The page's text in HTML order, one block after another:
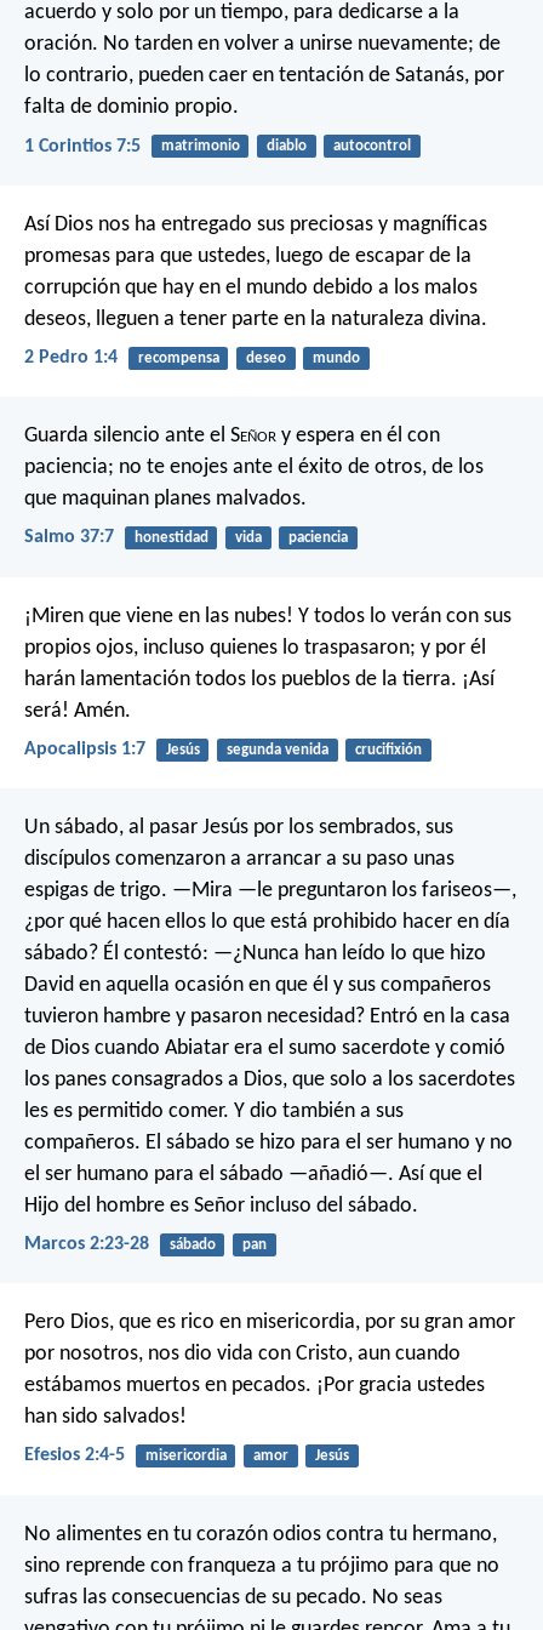
acuerdo y solo por un tiempo, para dedicarse a la
oración. No tarden en volver a unirse nuevamente; de
lo contrario, pueden caer en tentación de Satanás, por
falta de dominio propio.
1 Corintios 7:5 matrimonio diablo autocontrol
Así Dios nos ha entregado sus preciosas y magníficas
promesas para que ustedes, luego de escapar de la
corrupción que hay en el mundo debido a los malos
deseos, lleguen a tener parte en la naturaleza divina.
2 Pedro 1:4 recompensa deseo mundo
Guarda silencio ante el Señor y espera en él con
paciencia; no te enojes ante el éxito de otros, de los
que maquinan planes malvados.
Salmo 37:7 honestidad vida paciencia
¡Miren que viene en las nubes! Y todos lo verán con sus
propios ojos, incluso quienes lo traspasaron; y por él
harán lamentación todos los pueblos de la tierra. ¡Así
será! Amén.
Apocalipsis 1:7 Jesús segunda venida crucifixión
Un sábado, al pasar Jesús por los sembrados, sus
discípulos comenzaron a arrancar a su paso unas
espigas de trigo. —Mira —le preguntaron los fariseos—,
¿por qué hacen ellos lo que está prohibido hacer en día
sábado? Él contestó: —¿Nunca han leído lo que hizo
David en aquella ocasión en que él y sus compañeros
tuvieron hambre y pasaron necesidad? Entró en la casa
de Dios cuando Abiatar era el sumo sacerdote y comió
los panes consagrados a Dios, que solo a los sacerdotes
les es permitido comer. Y dio también a sus
compañeros. El sábado se hizo para el ser humano y no
el ser humano para el sábado —añadió—. Así que el
Hijo del hombre es Señor incluso del sábado.
Marcos 2:23-28 sábado pan
Pero Dios, que es rico en misericordia, por su gran amor
por nosotros, nos dio vida con Cristo, aun cuando
estábamos muertos en pecados. ¡Por gracia ustedes
han sido salvados!
Efesios 2:4-5 misericordia amor Jesús
No alimentes en tu corazón odios contra tu hermano,
sino reprende con franqueza a tu prójimo para que no
sufras las consecuencias de su pecado. No seas